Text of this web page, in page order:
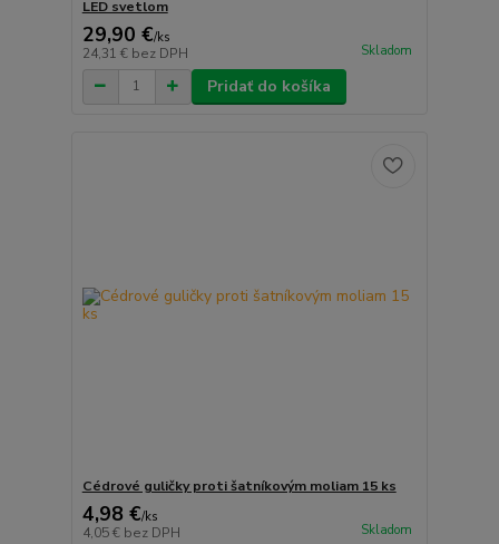
LED svetlom
29,90 €/ks
24,31 € bez DPH Skladom
Pridať do košíka
Cédrové guličky proti šatníkovým moliam 15 ks
4,98 €/ks
4,05 € bez DPH Skladom